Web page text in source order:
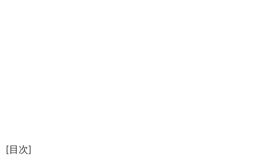
[目次]